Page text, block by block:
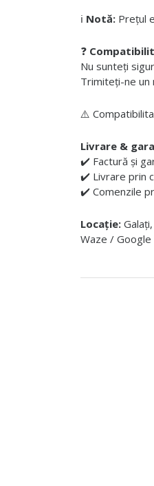
ℹ️ Notă: Prețul
❓
Nu sunteți
Trimiteți-ne un
⚠️
Livrare &
✔️ Factură și
✔️ Livrare prin
✔️ Comenzile
Locație:
Waze / Google